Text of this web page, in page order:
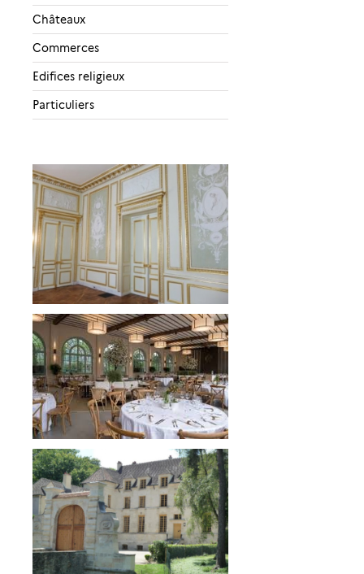
Châteaux
Commerces
Edifices religieux
Particuliers
Roland Garros –
L’Orangerie
Louveciennes